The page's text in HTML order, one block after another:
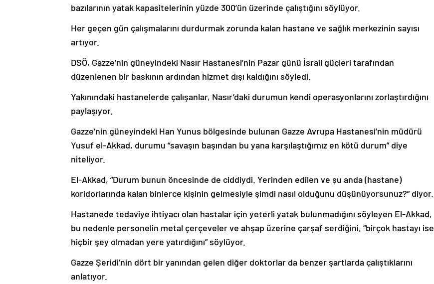
bazılarının yatak kapasitelerinin yüzde 300’ün üzerinde çalıştığını söylüyor.
Her geçen gün çalışmalarını durdurmak zorunda kalan hastane ve sağlık merkezinin sayısı
artıyor.
DSÖ, Gazze’nin güneyindeki Nasır Hastanesi’nin Pazar günü İsrail güçleri tarafından
düzenlenen bir baskının ardından hizmet dışı kaldığını söyledi.
Yakınındaki hastanelerde çalışanlar, Nasır’daki durumun kendi operasyonlarını zorlaştırdığını
paylaşıyor.
Gazze’nin güneyindeki Han Yunus bölgesinde bulunan Gazze Avrupa Hastanesi’nin müdürü
Yusuf el-Akkad, durumu “savaşın başından bu yana karşılaştığımız en kötü durum” diye
niteliyor.
El-Akkad, “Durum bunun öncesinde de ciddiydi. Yerinden edilen ve şu anda (hastane)
koridorlarında kalan binlerce kişinin gelmesiyle şimdi nasıl olduğunu düşünüyorsunuz?” diyor.
Hastanede tedaviye ihtiyacı olan hastalar için yeterli yatak bulunmadığını söyleyen El-Akkad,
bu nedenle personelin metal çerçeveler ve ahşap üzerine çarşaf serdiğini, “birçok hastayı ise
hiçbir şey olmadan yere yatırdığını” söylüyor.
Gazze Şeridi’nin dört bir yanından gelen diğer doktorlar da benzer şartlarda çalıştıklarını
anlatıyor.